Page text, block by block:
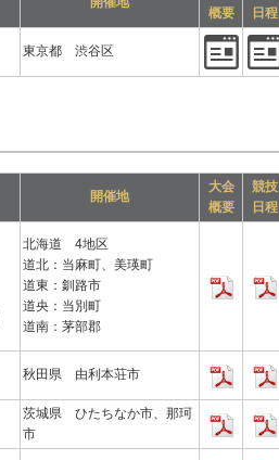
概要
日程
東京都 渋谷区
開催地
大会
概要
競技
日程
北海道 4地区
道北：当麻町、美瑛町
道東：釧路市
道央：当別町
道南：茅部郡
秋田県 由利本荘市
茨城県 ひたちなか市、那珂
市